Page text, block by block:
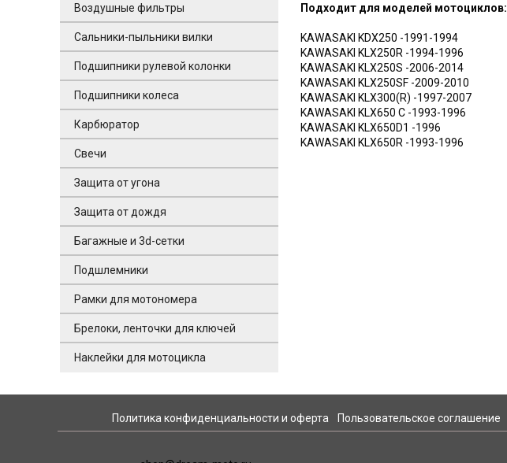
Подходит для моделей мотоциклов:
KAWASAKI KDX250 -1991-1994
KAWASAKI KLX250R -1994-1996
KAWASAKI KLX250S -2006-2014
KAWASAKI KLX250SF -2009-2010
KAWASAKI KLX300(R) -1997-2007
KAWASAKI KLX650 C -1993-1996
KAWASAKI KLX650D1 -1996
KAWASAKI KLX650R -1993-1996
Воздушные фильтры
Сальники-пыльники вилки
Подшипники рулевой колонки
Подшипники колеса
Карбюратор
Свечи
Защита от угона
Защита от дождя
Багажные и 3d-сетки
Подшлемники
Рамки для мотономера
Брелоки, ленточки для ключей
Наклейки для мотоцикла
Политика конфиденциальности и оферта Пользовательское соглашение